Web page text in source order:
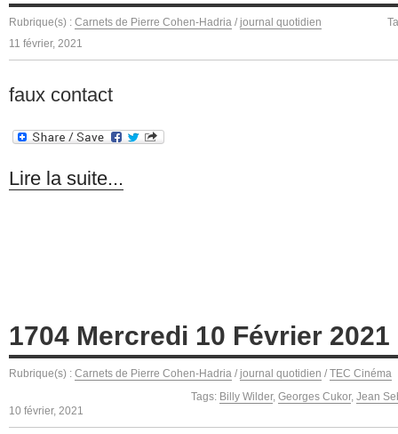
Rubrique(s) : Carnets de Pierre Cohen-Hadria / journal quotidien
11 février, 2021
faux contact
Lire la suite...
1704 Mercredi 10 Février 2021
Rubrique(s) : Carnets de Pierre Cohen-Hadria / journal quotidien / TEC Cinéma
Tags: Billy Wilder, Georges Cukor, Jean
10 février, 2021